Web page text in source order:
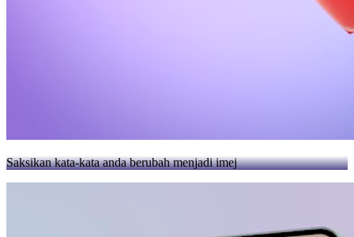
Saksikan kata-kata anda berubah menjadi imej